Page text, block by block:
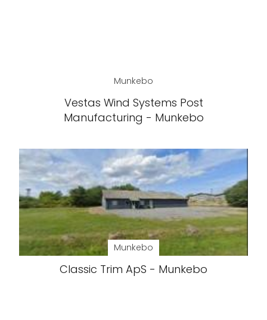
Munkebo
Vestas Wind Systems Post
Manufacturing - Munkebo
Munkebo
Classic Trim ApS - Munkebo